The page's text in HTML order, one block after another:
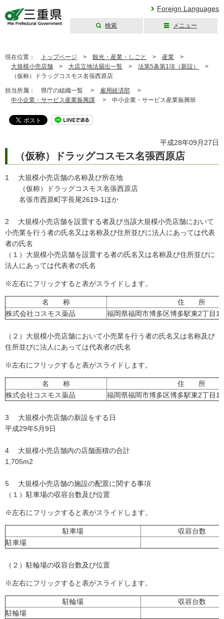
Foreign Languages
検索 メニュー
現在位置： トップページ > 観光・産業・しごと > 産業 >
大規模小売店舗 > 大店立地法届出一覧 > 法第5条第1項（新設）
>
（仮称）ドラッグコスモス名張西原店
担当所属： 県庁の組織一覧 > 雇用経済部 >
中小企業・サービス産業振興課 > 中小企業・サービス産業振興班
平成28年09月27日
（仮称）ドラッグコスモス名張西原店
1 大規模小売店舗の名称及び所在地
（仮称）ドラッグコスモス名張西原店
名張市西原町字長尾2619-1ほか
2 大規模小売店舗を設置する者及び当該大規模小売店舗において
小売業を行う者の氏名又は名称及び住所並びに法人にあっては代表
者の氏名
（１）大規模小売店舗を設置する者の氏名又は名称及び住所並びに
法人にあっては代表者の氏名
※左右にフリックすると表がスライドします。
名 称
住 所
株式会社コスモス薬品
福岡県福岡市博多区博多駅東2丁目
（２）大規模小売店舗において小売業を行う者の氏名又は名称及び
住所並びに法人にあっては代表者の氏名
※左右にフリックすると表がスライドします。
名 称
住 所
株式会社コスモス薬品
福岡県福岡市博多区博多駅東2丁目
3 大規模小売店舗の新設をする日
平成29年5月9日
4 大規模小売店舗内の店舗面積の合計
1,705m2
5 大規模小売店舗の施設の配置に関する事項
（１）駐車場の収容台数及び位置
※左右にフリックすると表がスライドします。
駐車場
収容台数
駐車場
（２）駐輪場の収容台数及び位置
※左右にフリックすると表がスライドします。
駐輪場
収容台数
駐輪場